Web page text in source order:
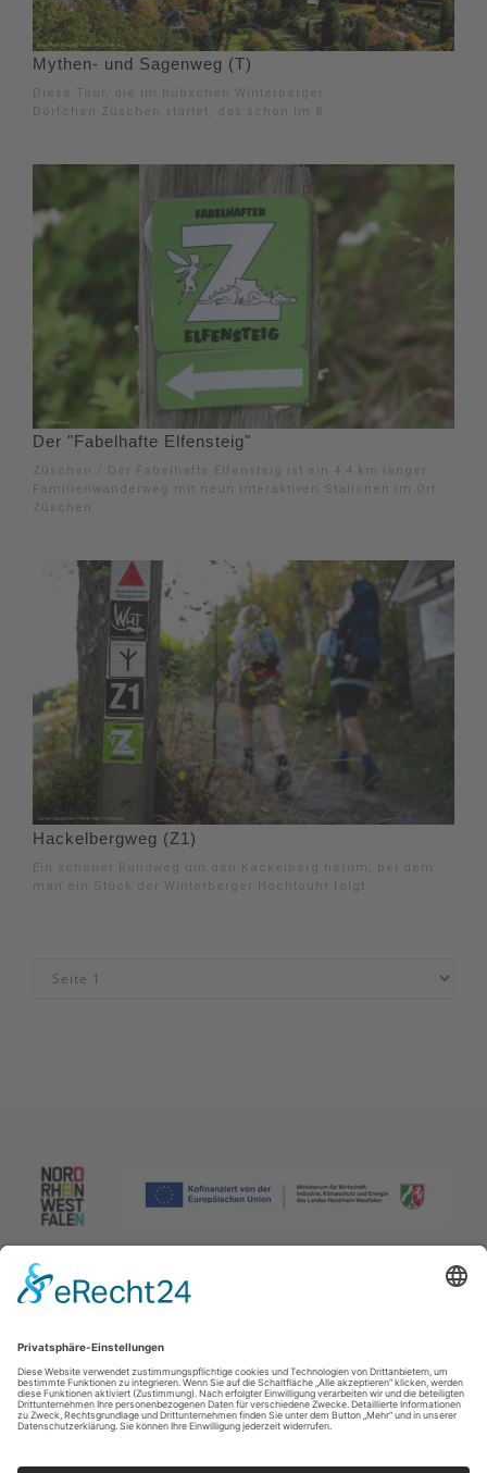
Mythen- und Sagenweg (T)
Diese Tour, die im hübschen Winterberger
Dörfchen Züschen startet, das schon im 8.
Der "Fabelhafte Elfensteig"
Züschen / Der Fabelhafte Elfensteig ist ein 4,4 km langer
Familienwanderweg mit neun interaktiven Stationen im Ort
Züschen.
Hackelbergweg (Z1)
Ein schöner Rundweg um den Kackelberg herum, bei dem
man ein Stück der Winterberger Hochtouhr folgt.
Impressum|Datenschutzerklärung|Barrierefreiheitserklärung|
Kontakt